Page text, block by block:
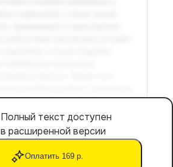
Полный текст доступен
в расширенной версии
Оплатить 169 р.